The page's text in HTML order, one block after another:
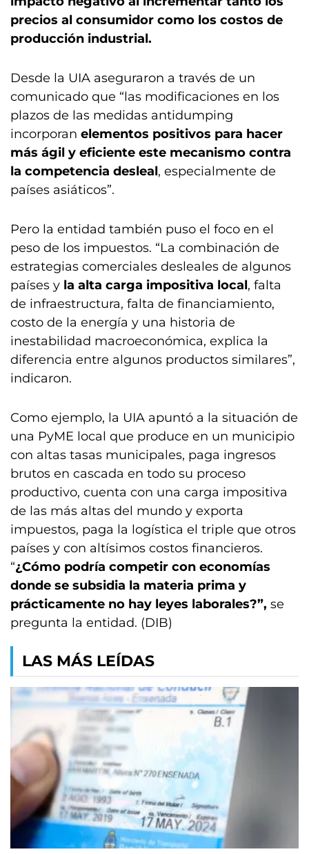
precios al consumidor como los costos de
producción industrial.
Desde la UIA aseguraron a través de un
comunicado que “las modificaciones en los
plazos de las medidas antidumping
incorporan elementos positivos para hacer
más ágil y eficiente este mecanismo contra
la competencia desleal, especialmente de
países asiáticos”.
Pero la entidad también puso el foco en el
peso de los impuestos. “La combinación de
estrategias comerciales desleales de algunos
países y la alta carga impositiva local, falta
de infraestructura, falta de financiamiento,
costo de la energía y una historia de
inestabilidad macroeconómica, explica la
diferencia entre algunos productos similares”,
indicaron.
Como ejemplo, la UIA apuntó a la situación de
una PyME local que produce en un municipio
con altas tasas municipales, paga ingresos
brutos en cascada en todo su proceso
productivo, cuenta con una carga impositiva
de las más altas del mundo y exporta
impuestos, paga la logística el triple que otros
países y con altísimos costos financieros.
“¿Cómo podría competir con economías
donde se subsidia la materia prima y
prácticamente no hay leyes laborales?”, se
pregunta la entidad. (DIB)
LAS MÁS LEÍDAS